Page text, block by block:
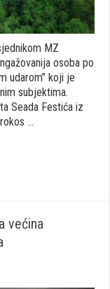
MZ
osoba po
udarom” koji je
subjektima.
Seada Festića iz
…
većina